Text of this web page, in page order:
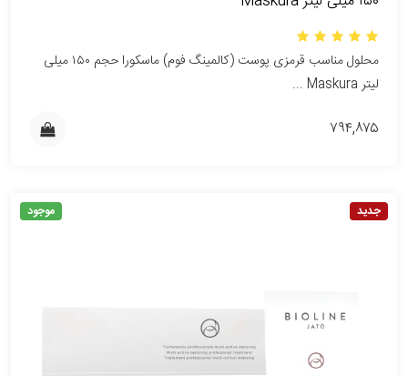
محلول مناسب قرمزی پوست (کالمینگ فوم) ماسکورا حجم ۱۵۰ میلی
لیتر Maskura ...
۷۹۴,۸۷۵
جدید موجود